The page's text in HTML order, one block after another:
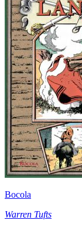
Bocola
Warren Tufts